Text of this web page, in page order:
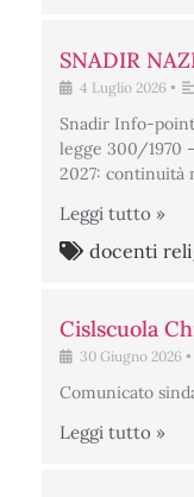
SNADIR
4 Luglio 2026 •
Snadir Info-point
legge 300/1970
2027: continuità
Leggi tutto »
docenti
Cislscuola
30 Giugno 2026 •
Comunicato
Leggi tutto »